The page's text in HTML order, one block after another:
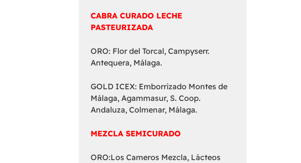
CABRA CURADO LECHE
PASTEURIZADA
ORO: Flor del Torcal, Campyserr.
Antequera, Málaga.
GOLD ICEX: Emborrizado Montes de
Málaga, Agammasur, S. Coop.
Andaluza, Colmenar, Málaga.
MEZCLA SEMICURADO
ORO:Los Cameros Mezcla, Lácteos